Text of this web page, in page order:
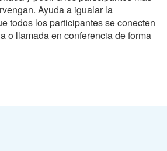
Ayuda a igualar la
todos los participantes se conecten
o llamada en conferencia de forma